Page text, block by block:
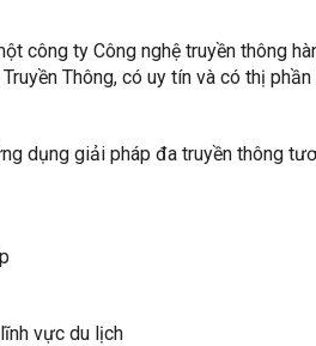
công ty Công nghệ truyền thông
Thông, có uy tín và có thị
dụng giải pháp đa truyền thông
vực du lịch